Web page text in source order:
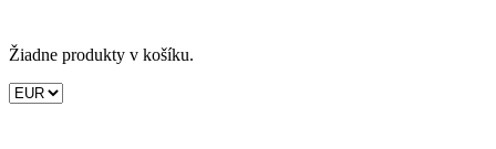
Žiadne produkty v košíku.